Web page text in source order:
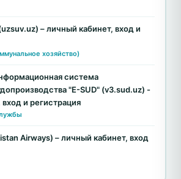
– личный кабинет, вход и
хозяйство)
система
"E-SUD" (v3.sud.uz) -
и регистрация
Airways) – личный кабинет, вход